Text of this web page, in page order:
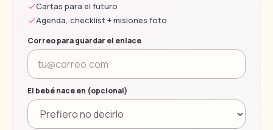
Cartas para el futuro
Agenda, checklist + misiones foto
Correo para guardar el enlace
El bebé nace en (opcional)